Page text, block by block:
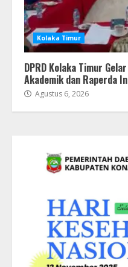
Kolaka Timur
DPRD Kolaka Timur
Akademik dan Raperda
Agustus 6, 2026